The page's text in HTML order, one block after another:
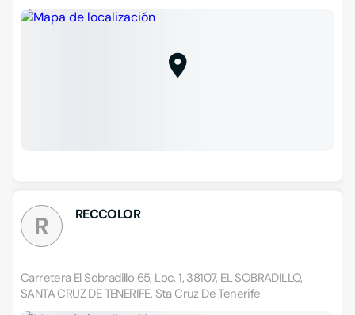
R RECCOLOR
Carretera El Sobradillo 65, Loc. 1, 38107, EL SOBRADILLO,
SANTA CRUZ DE TENERIFE, Sta Cruz De Tenerife